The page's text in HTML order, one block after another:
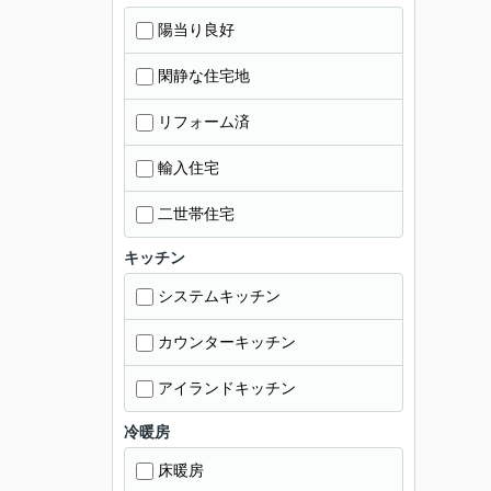
陽当り良好
閑静な住宅地
リフォーム済
輸入住宅
二世帯住宅
キッチン
システムキッチン
カウンターキッチン
アイランドキッチン
冷暖房
床暖房